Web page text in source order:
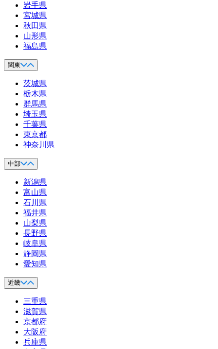
岩手県
宮城県
秋田県
山形県
福島県
関東
茨城県
栃木県
群馬県
埼玉県
千葉県
東京都
神奈川県
中部
新潟県
富山県
石川県
福井県
山梨県
長野県
岐阜県
静岡県
愛知県
近畿
三重県
滋賀県
京都府
大阪府
兵庫県